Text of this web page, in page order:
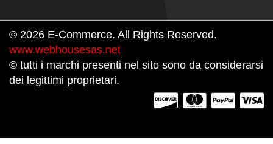
© 2026 E-Commerce. All Rights Reserved.
www.webhousesas.net
© tutti i marchi presenti nel sito sono da considerarsi
dei legittimi proprietari.